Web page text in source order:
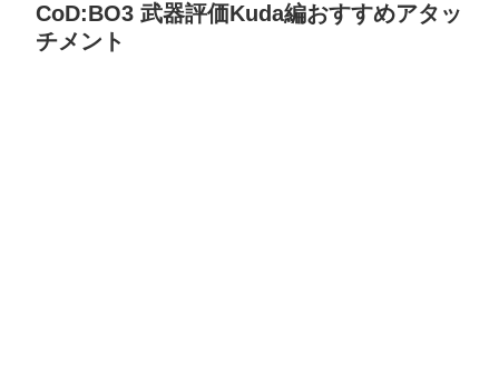
CoD:BO3 武器評価Kuda編おすすめアタッ
チメント